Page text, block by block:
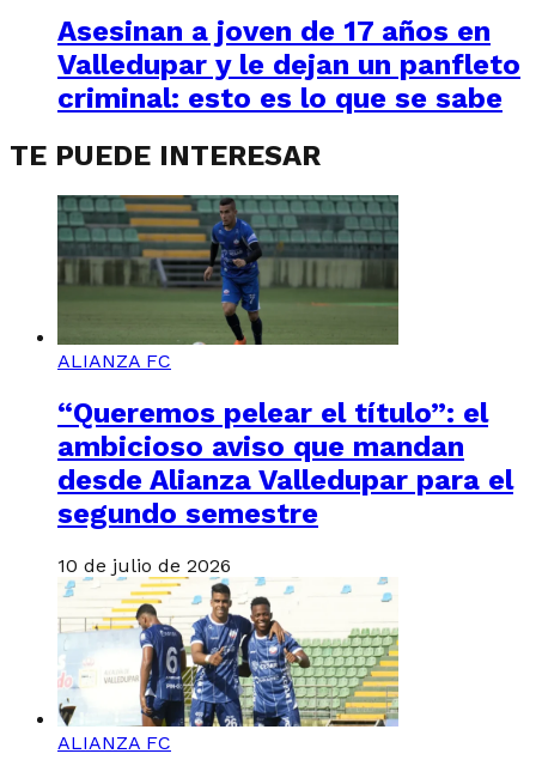
Asesinan a joven de 17 años en
Valledupar y le dejan un panfleto
criminal: esto es lo que se sabe
TE PUEDE INTERESAR
ALIANZA FC
“Queremos pelear el título”: el
ambicioso aviso que mandan
desde Alianza Valledupar para el
segundo semestre
10 de julio de 2026
ALIANZA FC